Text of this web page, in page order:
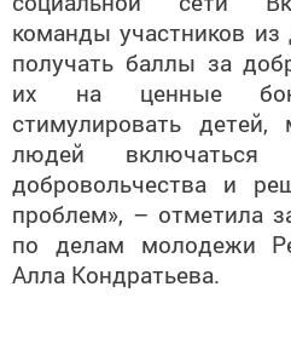
команды участников из
получать баллы за
их на ценные
стимулировать
людей включаться
добровольчества и
проблем», – отметила
по делам молодежи
Алла Кондратьева.